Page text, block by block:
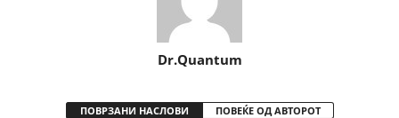
Dr.Quantum
ПОВРЗАНИ НАСЛОВИ ПОВЕЌЕ ОД АВТОРОТ